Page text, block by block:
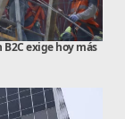
exige hoy más